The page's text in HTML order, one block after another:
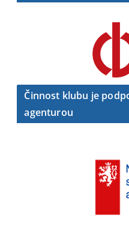
Činnost klubu je
agenturou